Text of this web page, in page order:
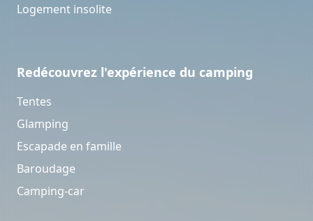
Logement insolite
Redécouvrez l'expérience du camping
Tentes
Glamping
Escapade en famille
Baroudage
Camping-car